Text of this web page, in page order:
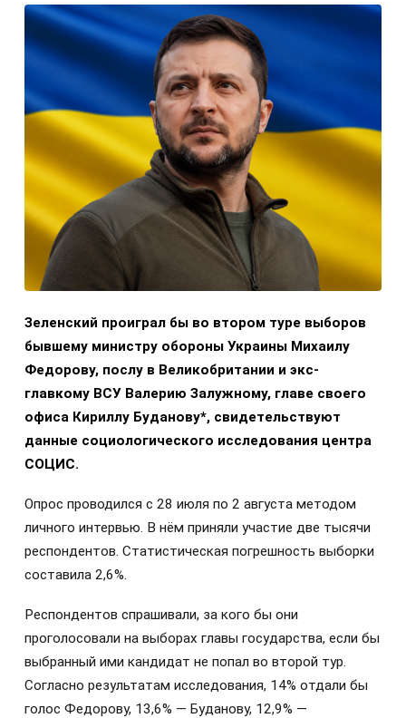
Зеленский проиграл бы во втором туре выборов
бывшему министру обороны Украины Михаилу
Федорову, послу в Великобритании и экс-
главкому ВСУ Валерию Залужному, главе своего
офиса Кириллу Буданову*, свидетельствуют
данные социологического исследования центра
СОЦИС.
Опрос проводился с 28 июля по 2 августа методом
личного интервью. В нём приняли участие две тысячи
респондентов. Статистическая погрешность выборки
составила 2,6%.
Респондентов спрашивали, за кого бы они
проголосовали на выборах главы государства, если бы
выбранный ими кандидат не попал во второй тур.
Согласно результатам исследования, 14% отдали бы
голос Федорову, 13,6% — Буданову, 12,9% —